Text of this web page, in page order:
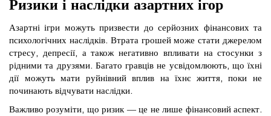
Ризики і наслідки азартних ігор
Азартні ігри можуть призвести до серйозних фінансових та
психологічних наслідків. Втрата грошей може стати джерелом
стресу, депресії, а також негативно впливати на стосунки з
рідними та друзями. Багато гравців не усвідомлюють, що їхні
дії можуть мати руйнівний вплив на їхнє життя, поки не
починають відчувати наслідки.
Важливо розуміти, що ризик — це не лише фінансовий аспект.